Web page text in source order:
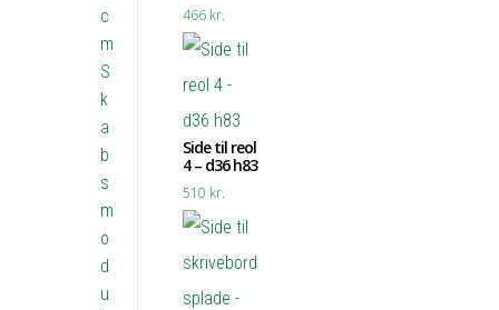
466 kr.
Side til reol
4 – d36 h83
510 kr.
c
m
S
k
a
b
s
m
o
d
u